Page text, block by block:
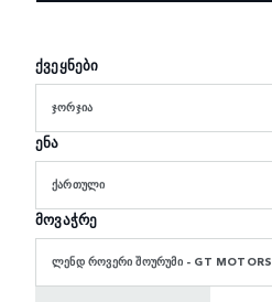
ქვეყნები
ᲯᲝᲠᲯᲘᲐ
ენა
ᲥᲐᲠᲗᲣᲚᲘ
მოვაჭრე
ᲚᲔᲜᲓ ᲠᲝᲕᲔᲠᲘ ᲨᲝᲣᲠᲣᲛᲘ - GT MOTORS